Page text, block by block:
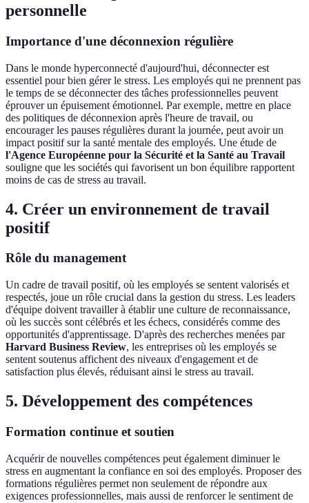
personnelle
Importance d'une déconnexion régulière
Dans le monde hyperconnecté d'aujourd'hui, déconnecter est
essentiel pour bien gérer le stress. Les employés qui ne prennent pas
le temps de se déconnecter des tâches professionnelles peuvent
éprouver un épuisement émotionnel. Par exemple, mettre en place
des politiques de déconnexion après l'heure de travail, ou
encourager les pauses régulières durant la journée, peut avoir un
impact positif sur la santé mentale des employés. Une étude de
l'Agence Européenne pour la Sécurité et la Santé au Travail
souligne que les sociétés qui favorisent un bon équilibre rapportent
moins de cas de stress au travail.
4. Créer un environnement de travail
positif
Rôle du management
Un cadre de travail positif, où les employés se sentent valorisés et
respectés, joue un rôle crucial dans la gestion du stress. Les leaders
d'équipe doivent travailler à établir une culture de reconnaissance,
où les succès sont célébrés et les échecs, considérés comme des
opportunités d'apprentissage. D'après des recherches menées par
Harvard Business Review, les entreprises où les employés se
sentent soutenus affichent des niveaux d'engagement et de
satisfaction plus élevés, réduisant ainsi le stress au travail.
5. Développement des compétences
Formation continue et soutien
Acquérir de nouvelles compétences peut également diminuer le
stress en augmentant la confiance en soi des employés. Proposer des
formations régulières permet non seulement de répondre aux
exigences professionnelles, mais aussi de renforcer le sentiment de